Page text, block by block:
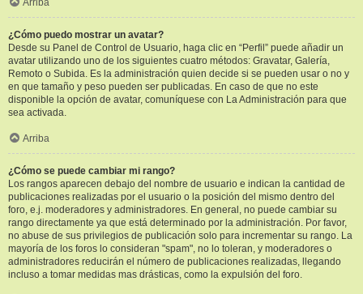
Arriba
¿Cómo puedo mostrar un avatar?
Desde su Panel de Control de Usuario, haga clic en “Perfil” puede añadir un
avatar utilizando uno de los siguientes cuatro métodos: Gravatar, Galería,
Remoto o Subida. Es la administración quien decide si se pueden usar o no y
en que tamaño y peso pueden ser publicadas. En caso de que no este
disponible la opción de avatar, comuníquese con La Administración para que
sea activada.
Arriba
¿Cómo se puede cambiar mi rango?
Los rangos aparecen debajo del nombre de usuario e indican la cantidad de
publicaciones realizadas por el usuario o la posición del mismo dentro del
foro, e.j. moderadores y administradores. En general, no puede cambiar su
rango directamente ya que está determinado por la administración. Por favor,
no abuse de sus privilegios de publicación solo para incrementar su rango. La
mayoría de los foros lo consideran "spam", no lo toleran, y moderadores o
administradores reducirán el número de publicaciones realizadas, llegando
incluso a tomar medidas mas drásticas, como la expulsión del foro.